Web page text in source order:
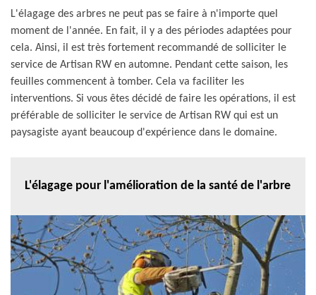
L'élagage des arbres ne peut pas se faire à n'importe quel
moment de l'année. En fait, il y a des périodes adaptées pour
cela. Ainsi, il est très fortement recommandé de solliciter le
service de Artisan RW en automne. Pendant cette saison, les
feuilles commencent à tomber. Cela va faciliter les
interventions. Si vous êtes décidé de faire les opérations, il est
préférable de solliciter le service de Artisan RW qui est un
paysagiste ayant beaucoup d'expérience dans le domaine.
L'élagage pour l'amélioration de la santé de l'arbre